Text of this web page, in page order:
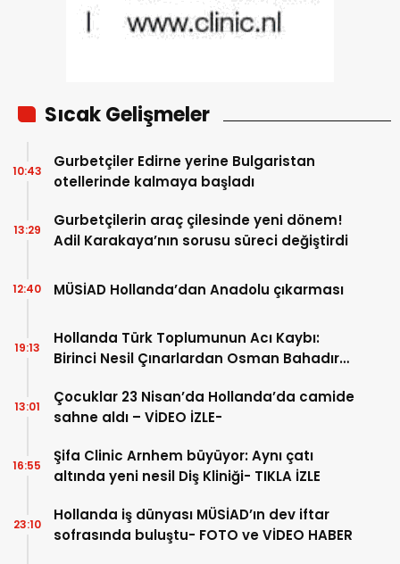
Sıcak Gelişmeler
Gurbetçiler Edirne yerine Bulgaristan
otellerinde kalmaya başladı
10:43
Gurbetçilerin araç çilesinde yeni dönem!
Adil Karakaya’nın sorusu süreci değiştirdi
13:29
MÜSİAD Hollanda’dan Anadolu çıkarması
12:40
Hollanda Türk Toplumunun Acı Kaybı:
Birinci Nesil Çınarlardan Osman Bahadır
19:13
Çocuklar 23 Nisan’da Hollanda’da camide
sahne aldı – VİDEO İZLE-
13:01
Şifa Clinic Arnhem büyüyor: Aynı çatı
altında yeni nesil Diş Kliniği- TIKLA İZLE
16:55
Hollanda iş dünyası MÜSİAD’ın dev iftar
sofrasında buluştu- FOTO ve VİDEO HABER
23:10